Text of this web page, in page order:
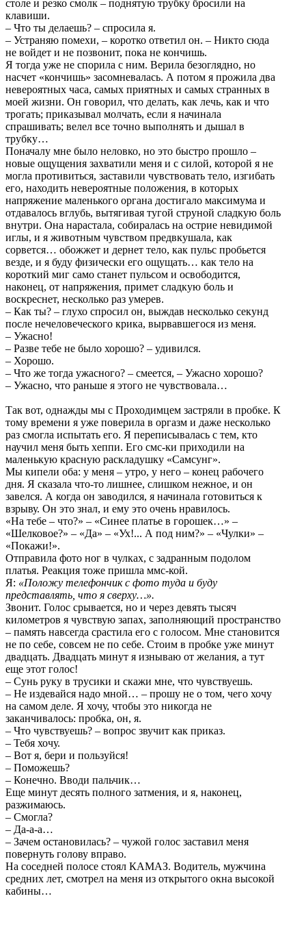
столе и резко смолк – поднятую трубку бросили на
клавиши.
– Что ты делаешь? – спросила я.
– Устраняю помехи, – коротко ответил он. – Никто сюда
не войдет и не позвонит, пока не кончишь.
Я тогда уже не спорила с ним. Верила безоглядно, но
насчет «кончишь» засомневалась. А потом я прожила два
невероятных часа, самых приятных и самых странных в
моей жизни. Он говорил, что делать, как лечь, как и что
трогать; приказывал молчать, если я начинала
спрашивать; велел все точно выполнять и дышал в
трубку…
Поначалу мне было неловко, но это быстро прошло –
новые ощущения захватили меня и с силой, которой я не
могла противиться, заставили чувствовать тело, изгибать
его, находить невероятные положения, в которых
напряжение маленького органа достигало максимума и
отдавалось вглубь, вытягивая тугой струной сладкую боль
внутри. Она нарастала, собиралась на острие невидимой
иглы, и я животным чувством предвкушала, как
сорвется… обожжет и дернет тело, как пульс пробьется
везде, и я буду физически его ощущать… как тело на
короткий миг само станет пульсом и освободится,
наконец, от напряжения, примет сладкую боль и
воскреснет, несколько раз умерев.
– Как ты? – глухо спросил он, выждав несколько секунд
после нечеловеческого крика, вырвавшегося из меня.
– Ужасно!
– Разве тебе не было хорошо? – удивился.
– Хорошо.
– Что же тогда ужасного? – смеется, – Ужасно хорошо?
– Ужасно, что раньше я этого не чувствовала…
Так вот, однажды мы с Проходимцем застряли в пробке. К
тому времени я уже поверила в оргазм и даже несколько
раз смогла испытать его. Я переписывалась с тем, кто
научил меня быть хеппи. Его смс-ки приходили на
маленькую красную раскладушку «Самсунг».
Мы кипели оба: у меня – утро, у него – конец рабочего
дня. Я сказала что-то лишнее, слишком нежное, и он
завелся. А когда он заводился, я начинала готовиться к
взрыву. Он это знал, и ему это очень нравилось.
«На тебе – что?» – «Синее платье в горошек…» –
«Шелковое?» – «Да» – «Ух!... А под ним?» – «Чулки» –
«Покажи!».
Отправила фото ног в чулках, с задранным подолом
платья. Реакция тоже пришла ммс-кой.
Я: «Положу телефончик с фото туда и буду
представлять, что я сверху…».
Звонит. Голос срывается, но и через девять тысяч
километров я чувствую запах, заполняющий пространство
– память навсегда срастила его с голосом. Мне становится
не по себе, совсем не по себе. Стоим в пробке уже минут
двадцать. Двадцать минут я изнываю от желания, а тут
еще этот голос!
– Сунь руку в трусики и скажи мне, что чувствуешь.
– Не издевайся надо мной… – прошу не о том, чего хочу
на самом деле. Я хочу, чтобы это никогда не
заканчивалось: пробка, он, я.
– Что чувствуешь? – вопрос звучит как приказ.
– Тебя хочу.
– Вот я, бери и пользуйся!
– Поможешь?
– Конечно. Вводи пальчик…
Еще минут десять полного затмения, и я, наконец,
разжимаюсь.
– Смогла?
– Да-а-а…
– Зачем остановилась? – чужой голос заставил меня
повернуть голову вправо.
На соседней полосе стоял КАМАЗ. Водитель, мужчина
средних лет, смотрел на меня из открытого окна высокой
кабины…